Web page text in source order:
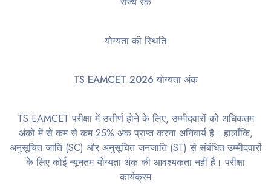
योग्यता की स्थिति
TS EAMCET 2026 योग्यता अंक
TS EAMCET परीक्षा में उत्तीर्ण होने के लिए, उम्मीदवारों को अधिकतम
अंकों में से कम से कम 25% अंक प्राप्त करना अनिवार्य है। हालाँकि,
अनुसूचित जाति (SC) और अनुसूचित जनजाति (ST) से संबंधित उम्मीदवारों
के लिए कोई न्यूनतम योग्यता अंक की आवश्यकता नहीं है। परीक्षा
कार्यक्रम